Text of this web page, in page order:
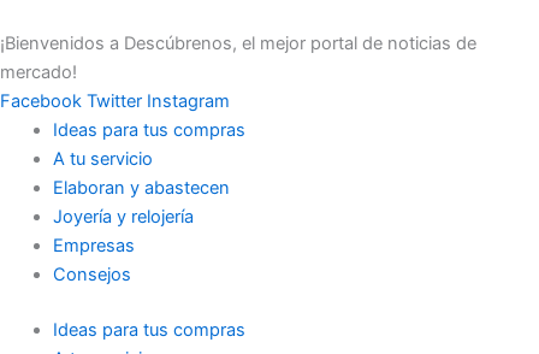
al
contenido
¡Bienvenidos a Descúbrenos, el mejor portal de noticias de
mercado!
Facebook Twitter Instagram
Ideas para tus compras
A tu servicio
Elaboran y abastecen
Joyería y relojería
Empresas
Consejos
Ideas para tus compras